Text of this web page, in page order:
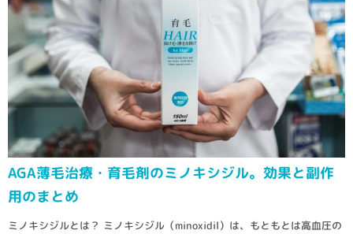
AGA薄毛治療・育毛剤のミノキシジル。効果と副作
用のまとめ
ミノキシジルとは？ ミノキシジル（minoxidil）は、もともとは高血圧の